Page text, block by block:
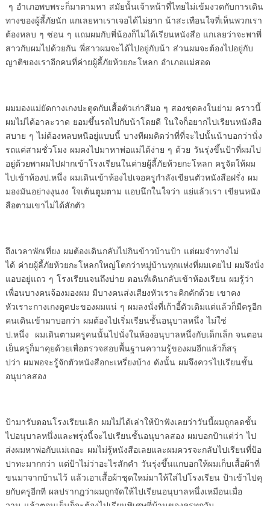
ๆ อำเภอพบพระก็มาตามหา สมัยนั้นเจ้าหน้าที่ไทยไม่เข้มงวดกับการเดิน
ทางของผู้ลี้ภัยนัก แกเลยหาเราเจอได้ไม่ยาก น้าสะเทือนใจที่เห็นพวกเรา
ต้องหลบ ๆ ซ่อน ๆ แถมผมกับพี่น้องก็ไม่ได้เรียนหนังสือ แกเลยว่าจะพาพี่
สาวกับผมไปด้วยกัน พี่สาวผมจะได้ไปอยู่กับน้า ส่วนผมจะต้องไปอยู่กับ
ญาติของเราอีกคนที่ค่ายผู้ลี้ภัยห้วยกะโหลก อำเภอแม่สอด
ผมมองแม่ยัดกางเกงปะตูดกับเสื้อตัวเก่าสีมอ ๆ สองชุดลงในย่าม คราวนี้
ผมไม่ได้อาละวาด ยอมขึ้นรถไปกับน้าโดยดี ในใจก็อยากไปเรียนหนังสือ
สบาย ๆ ไม่ต้องหลบหนีอยู่แบบนี้ บางทีผมคิดว่าที่ที่จะไปนั้นน้าบอกว่านั่ง
รถแค่สามชั่วโมง ผมคงไปมาหาพ่อแม่ได้ง่าย ๆ ด้วย วันรุ่งขึ้นป้าที่ผมไป
อยู่ด้วยพาผมไปฝากเข้าโรงเรียนในค่ายผู้ลี้ภัยห้วยกะโหลก ครูจัดให้ผม
ไปเข้าห้องป.หนึ่ง ผมเดินเข้าห้องไปเจอครูกำลังเขียนตัวหนังสือฝรั่ง ผม
มองมันอย่างงุนงง ใจเต้นตูมตาม แอบนึกในใจว่า แย่แล้วเรา เขียนหนัง
สือตามเขาไม่ได้สักตัว
ถึงเวลาพักเที่ยง ผมต้องเดินกลับไปกินข้าวบ้านป้า แต่ผมจำทางไม่
ได้ ค่ายผู้ลี้ภัยห้วยกะโหลกใหญ่โตกว่าหมู่บ้านทุกแห่งที่ผมเคยไป ผมจึงนั่ง
แอบอยู่แถว ๆ โรงเรียนจนถึงบ่าย ตอนที่เดินกลับเข้าห้องเรียนผมรู้ว่า
เพื่อนบางคนจ้องมองผม มีบางคนส่งเสียงหัวเราะคิกคักด้วย เขาคง
หัวเราะกางเกงตูดปะของผมแน่ ๆ ผมลงนั่งที่เก้าอี้ตัวเดิมแต่แล้วก็มีครูอีก
คนเดินเข้ามาบอกว่า ผมต้องไปเริ่มเรียนชั้นอนุบาลหนึ่งไม่ใช่
ป.หนึ่ง ผมเดินตามครูคนนั้นไปนั่งในห้องอนุบาลหนึ่งกับเด็กเล็ก จนตอน
เย็นครูก็มาคุยด้วยเพื่อตรวจสอบพื้นฐานความรู้ของผมอีกแล้วก็สรุ
ปว่า ผมพอจะรู้จักตัวหนังสือกะเหรี่ยงบ้าง ดังนั้น ผมจึงควรไปเรียนชั้น
อนุบาลสอง
ป้ามารับตอนโรงเรียนเลิก ผมไม่ได้เล่าให้ป้าฟังเลยว่าวันนี้ผมถูกลดชั้น
ไปอนุบาลหนึ่งและพรุ่งนี้จะไปเรียนชั้นอนุบาลสอง ผมบอกป้าแต่ว่า ไป
ส่งผมหาพ่อกับแม่เถอะ ผมไม่รู้หนังสือเลยและผมควรจะกลับไปเรียนที่ป้อ
ปาทะมากกว่า แต่ป้าไม่ว่าอะไรสักคำ วันรุ่งขึ้นแกบอกให้ผมเก็บเสื้อผ้าที่
ขนมาจากบ้านไว้ แล้วเอาเสื้อผ้าชุดใหม่มาให้ใส่ไปโรงเรียน ป้าเข้าไปคุ
ยกับครูอีกที ผลปรากฎว่าผมถูกจัดให้ไปเรียนอนุบาลหนึ่งเหมือนเมื่อ